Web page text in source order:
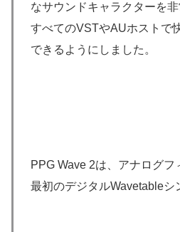
なサウンドキャラクターを非
すべてのVSTやAUホストで
できるようにしました。
PPG Wave 2は、アナログフ
最初のデジタルWavetableシ